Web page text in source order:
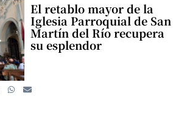
El retablo mayor de la
Iglesia Parroquial de San
Martín del Río recupera
su esplendor